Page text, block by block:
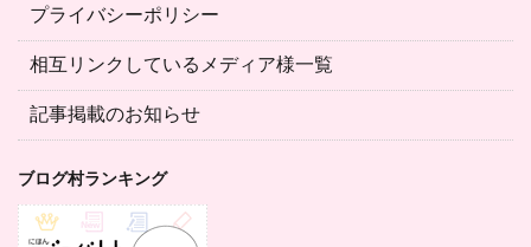
プライバシーポリシー
相互リンクしているメディア様一覧
記事掲載のお知らせ
ブログ村ランキング